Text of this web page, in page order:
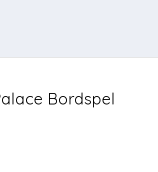
Bordspel